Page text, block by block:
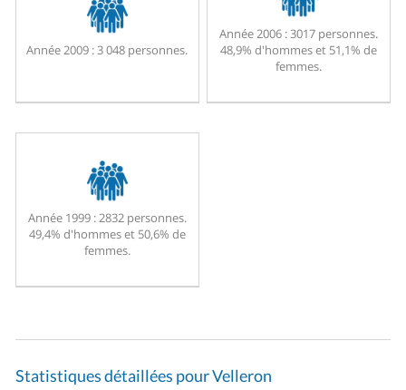
Année 2009 :3 048 personnes.
Année 2006 :3017 personnes.
48,9% d'hommes et 51,1% de
femmes.
Année 1999 :2832 personnes.
49,4% d'hommes et 50,6% de
femmes.
Statistiques détaillées pour Velleron